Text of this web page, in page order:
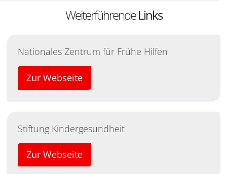
WeiterführendeLinks
Nationales Zentrum für Frühe Hilfen
Zur Webseite
Stiftung Kindergesundheit
Zur Webseite